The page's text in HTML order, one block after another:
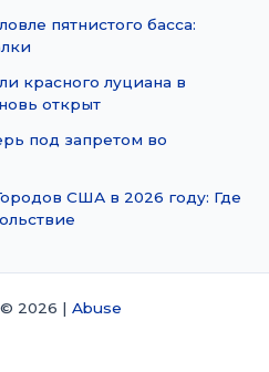
пятнистого басса:
красного луциана в
открыт
под запретом во
США в 2026 году: Где
2026 | Abuse